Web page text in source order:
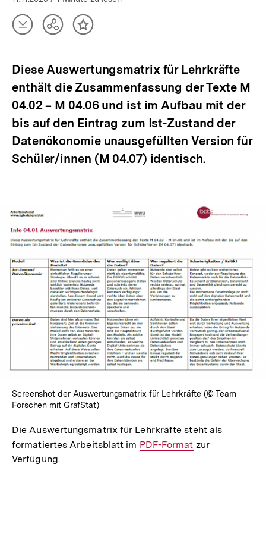
Artikel
herunterladen
TeilenInhalt
Diese Auswertungsmatrix für Lehrkräfte
enthält die Zusammenfassung der Texte M
04.02 – M 04.06 und ist im Aufbau mit der
bis auf den Eintrag zum Ist-Zustand der
Datenökonomie unausgefüllten Version für
Schüler/innen (M 04.07) identisch.
Screenshot der Auswertungsmatrix für Lehrkräfte (© Team
Forschen mit GrafStat)
Die Auswertungsmatrix für Lehrkräfte steht als
formatiertes Arbeitsblatt im Interner
PDF-Format zur
Verfügung.